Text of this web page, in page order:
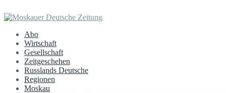
Abo
Wirtschaft
Gesellschaft
Zeitgeschehen
Russlands Deutsche
Regionen
Moskau